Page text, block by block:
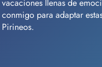
vacaciones llenas de
conmigo para adaptar
Pirineos.